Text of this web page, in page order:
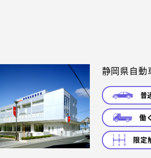
静岡県自動
普
働
限定